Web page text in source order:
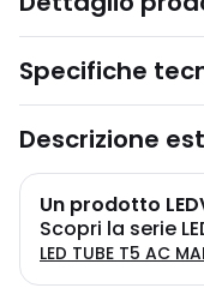
Specifiche
Descrizione
Un prodotto
Scopri la serie
LED TUBE T5 AC